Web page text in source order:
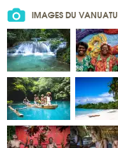
IMAGES DU VANUATU